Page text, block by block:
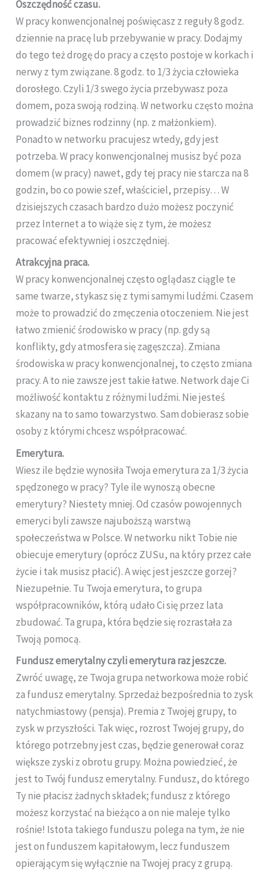
Oszczędność czasu.
W pracy konwencjonalnej poświęcasz z reguły 8 godz.
dziennie na pracę lub przebywanie w pracy. Dodajmy
do tego też drogę do pracy a często postoje w korkach i
nerwy z tym związane. 8 godz. to 1/3 życia człowieka
dorosłego. Czyli 1/3 swego życia przebywasz poza
domem, poza swoją rodziną. W networku często można
prowadzić biznes rodzinny (np. z małżonkiem).
Ponadto w networku pracujesz wtedy, gdy jest
potrzeba. W pracy konwencjonalnej musisz być poza
domem (w pracy) nawet, gdy tej pracy nie starcza na 8
godzin, bo co powie szef, właściciel, przepisy… W
dzisiejszych czasach bardzo dużo możesz poczynić
przez Internet a to wiąże się z tym, że możesz
pracować efektywniej i oszczędniej.
Atrakcyjna praca.
W pracy konwencjonalnej często oglądasz ciągle te
same twarze, stykasz się z tymi samymi ludźmi. Czasem
może to prowadzić do zmęczenia otoczeniem. Nie jest
łatwo zmienić środowisko w pracy (np. gdy są
konflikty, gdy atmosfera się zagęszcza). Zmiana
środowiska w pracy konwencjonalnej, to często zmiana
pracy. A to nie zawsze jest takie łatwe. Network daje Ci
możliwość kontaktu z różnymi ludźmi. Nie jesteś
skazany na to samo towarzystwo. Sam dobierasz sobie
osoby z którymi chcesz współpracować.
Emerytura.
Wiesz ile będzie wynosiła Twoja emerytura za 1/3 życia
spędzonego w pracy? Tyle ile wynoszą obecne
emerytury? Niestety mniej. Od czasów powojennych
emeryci byli zawsze najuboższą warstwą
społeczeństwa w Polsce. W networku nikt Tobie nie
obiecuje emerytury (oprócz ZUSu, na który przez całe
życie i tak musisz płacić). A więc jest jeszcze gorzej?
Niezupełnie. Tu Twoja emerytura, to grupa
współpracowników, którą udało Ci się przez lata
zbudować. Ta grupa, która będzie się rozrastała za
Twoją pomocą.
Fundusz emerytalny czyli emerytura raz jeszcze.
Zwróć uwagę, ze Twoja grupa networkowa może robić
za fundusz emerytalny. Sprzedaż bezpośrednia to zysk
natychmiastowy (pensja). Premia z Twojej grupy, to
zysk w przyszłości. Tak więc, rozrost Twojej grupy, do
którego potrzebny jest czas, będzie generował coraz
większe zyski z obrotu grupy. Można powiedzieć, że
jest to Twój fundusz emerytalny. Fundusz, do którego
Ty nie płacisz żadnych składek; fundusz z którego
możesz korzystać na bieżąco a on nie maleje tylko
rośnie! Istota takiego funduszu polega na tym, że nie
jest on funduszem kapitałowym, lecz funduszem
opierającym się wyłącznie na Twojej pracy z grupą.